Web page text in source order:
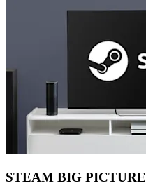
STEAM BIG PICTURE